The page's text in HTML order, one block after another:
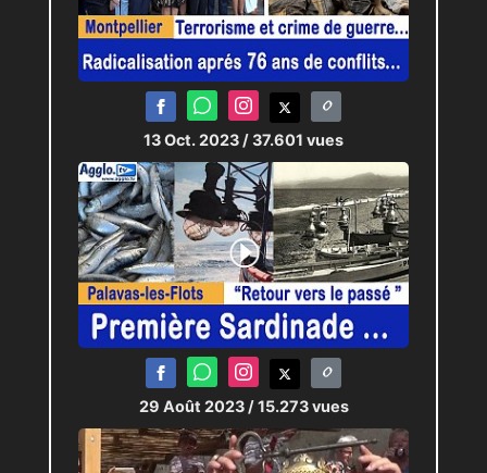
13 Oct. 2023 / 37.601 vues
29 Août 2023 / 15.273 vues